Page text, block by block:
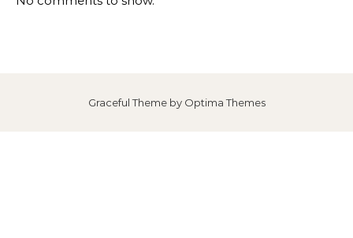
Graceful Theme by Optima Themes